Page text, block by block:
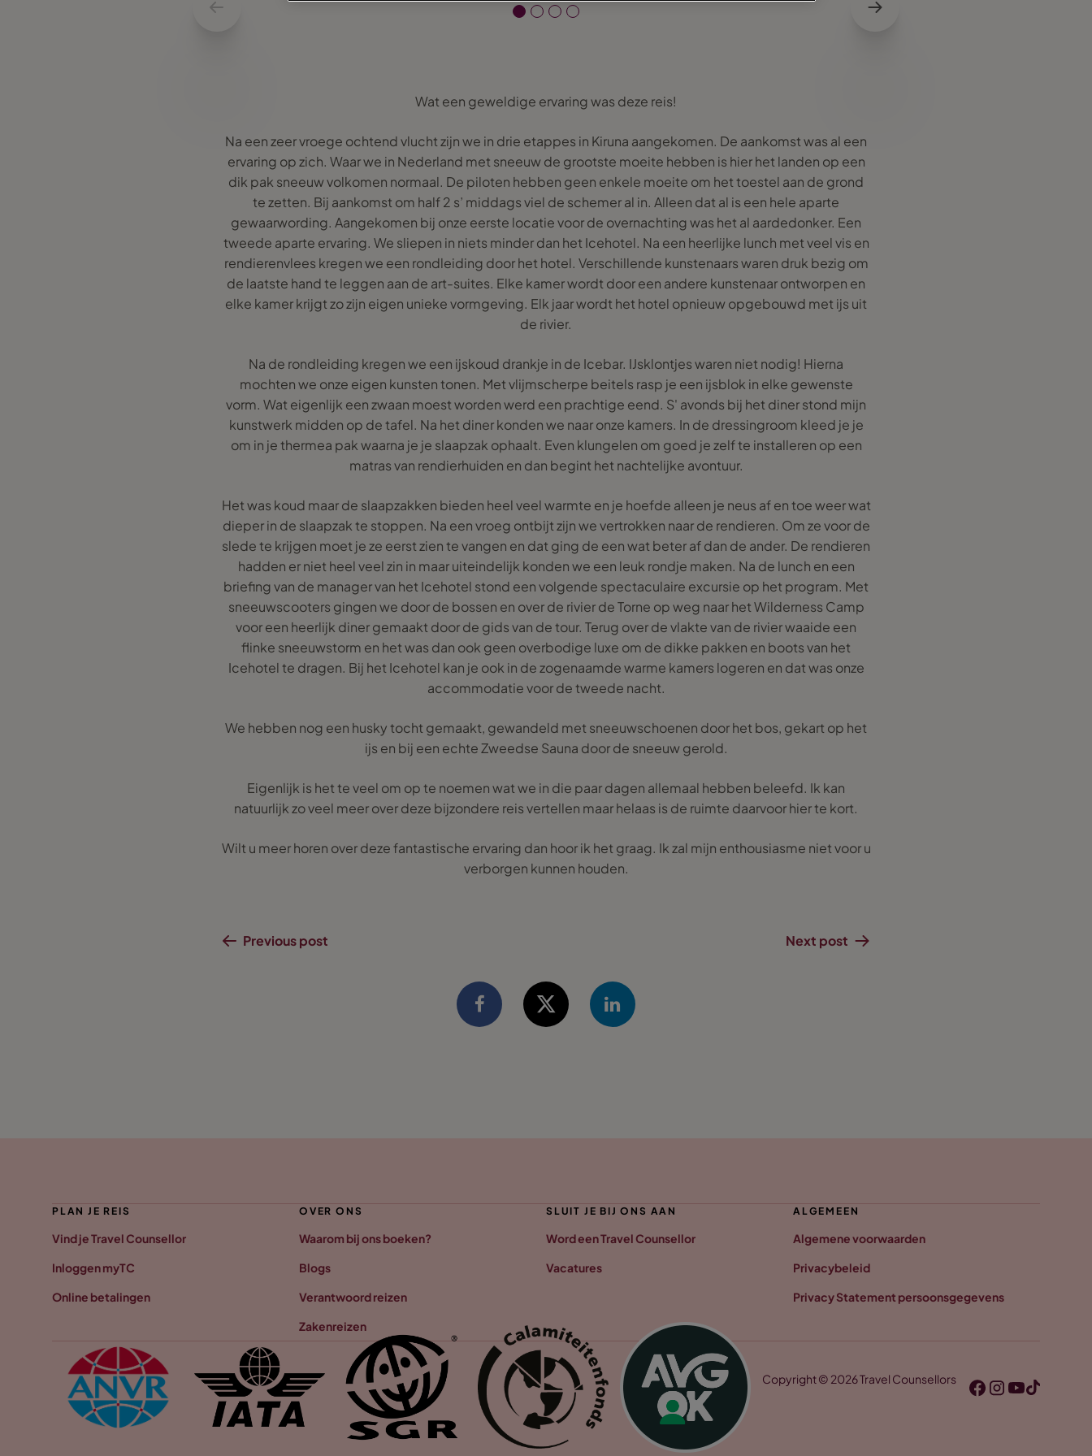
Wat een geweldige ervaring was deze reis!
Na een zeer vroege ochtend vlucht zijn we in drie etappes in Kiruna aangekomen. De aankomst was al een
ervaring op zich. Waar we in Nederland met sneeuw de grootste moeite hebben is hier het landen op een
dik pak sneeuw volkomen normaal. De piloten hebben geen enkele moeite om het toestel aan de grond
te zetten. Bij aankomst om half 2 s’ middags viel de schemer al in. Alleen dat al is een hele aparte
gewaarwording. Aangekomen bij onze eerste locatie voor de overnachting was het al aardedonker. Een
tweede aparte ervaring. We sliepen in niets minder dan het Icehotel. Na een heerlijke lunch met veel vis en
rendierenvlees kregen we een rondleiding door het hotel. Verschillende kunstenaars waren druk bezig om
de laatste hand te leggen aan de art-suites. Elke kamer wordt door een andere kunstenaar ontworpen en
elke kamer krijgt zo zijn eigen unieke vormgeving. Elk jaar wordt het hotel opnieuw opgebouwd met ijs uit
de rivier.
Na de rondleiding kregen we een ijskoud drankje in de Icebar. IJsklontjes waren niet nodig! Hierna
mochten we onze eigen kunsten tonen. Met vlijmscherpe beitels rasp je een ijsblok in elke gewenste
vorm. Wat eigenlijk een zwaan moest worden werd een prachtige eend. S' avonds bij het diner stond mijn
kunstwerk midden op de tafel. Na het diner konden we naar onze kamers. In de dressingroom kleed je je
om in je thermea pak waarna je je slaapzak ophaalt. Even klungelen om goed je zelf te installeren op een
matras van rendierhuiden en dan begint het nachtelijke avontuur.
Het was koud maar de slaapzakken bieden heel veel warmte en je hoefde alleen je neus af en toe weer wat
dieper in de slaapzak te stoppen. Na een vroeg ontbijt zijn we vertrokken naar de rendieren. Om ze voor de
slede te krijgen moet je ze eerst zien te vangen en dat ging de een wat beter af dan de ander. De rendieren
hadden er niet heel veel zin in maar uiteindelijk konden we een leuk rondje maken. Na de lunch en een
briefing van de manager van het Icehotel stond een volgende spectaculaire excursie op het program. Met
sneeuwscooters gingen we door de bossen en over de rivier de Torne op weg naar het Wilderness Camp
voor een heerlijk diner gemaakt door de gids van de tour. Terug over de vlakte van de rivier waaide een
flinke sneeuwstorm en het was dan ook geen overbodige luxe om de dikke pakken en boots van het
Icehotel te dragen. Bij het Icehotel kan je ook in de zogenaamde warme kamers logeren en dat was onze
accommodatie voor de tweede nacht.
We hebben nog een husky tocht gemaakt, gewandeld met sneeuwschoenen door het bos, gekart op het
ijs en bij een echte Zweedse Sauna door de sneeuw gerold.
Eigenlijk is het te veel om op te noemen wat we in die paar dagen allemaal hebben beleefd. Ik kan
natuurlijk zo veel meer over deze bijzondere reis vertellen maar helaas is de ruimte daarvoor hier te kort.
Wilt u meer horen over deze fantastische ervaring dan hoor ik het graag. Ik zal mijn enthousiasme niet voor u
verborgen kunnen houden.
Previous post Next post
PLAN JE REIS
Vind je Travel Counsellor
Inloggen myTC
Online betalingen
OVER ONS
Waarom bij ons boeken?
Blogs
Verantwoord reizen
Zakenreizen
SLUIT JE BIJ ONS AAN
Word een Travel Counsellor
Vacatures
ALGEMEEN
Algemene voorwaarden
Privacybeleid
Privacy Statement persoonsgegevens
Copyright © 2026 Travel Counsellors